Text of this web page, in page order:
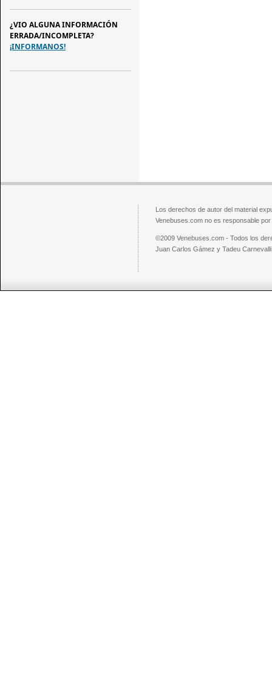
¿VIO ALGUNA INFORMACIÓN
ERRADA/INCOMPLETA?
¡INFORMANOS!
Los derechos de autor del material
Venebuses.com no es responsable
©2009 Venebuses.com - Todos los
Juan Carlos Gámez y Tadeu Carnevalli